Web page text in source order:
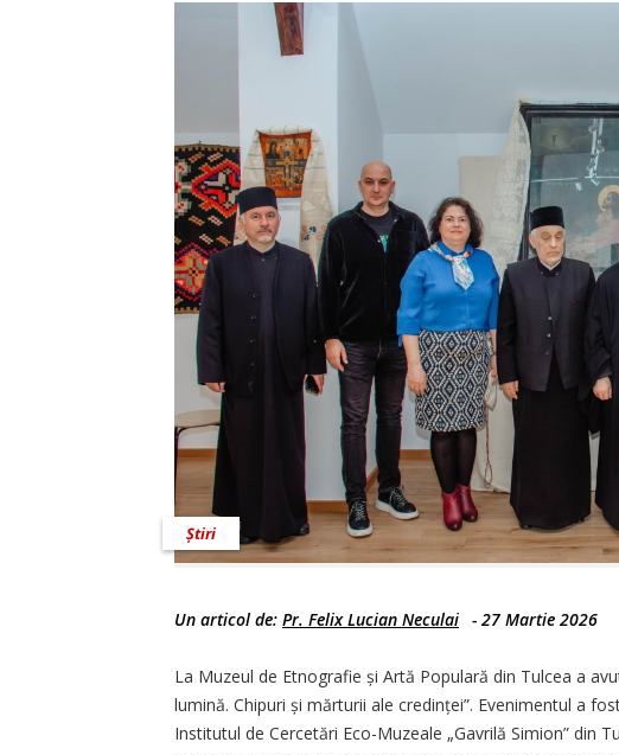
Știri
Un articol de: Pr. Felix Lucian Neculai - 27 Martie 2026
La Muzeul de Etnografie și Artă Populară din Tulcea a
lumină. Chipuri și mărturii ale credinței”. Evenimentul a
Institutul de Cercetări Eco-Muzeale „Gavrilă Simion” din